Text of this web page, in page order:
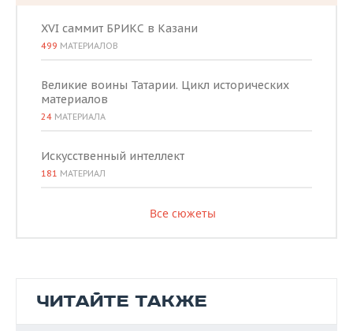
XVI саммит БРИКС в Казани
499 МАТЕРИАЛОВ
Великие воины Татарии. Цикл исторических
материалов
24 МАТЕРИАЛА
Искусственный интеллект
181 МАТЕРИАЛ
Все сюжеты
ЧИТАЙТЕ ТАКЖЕ